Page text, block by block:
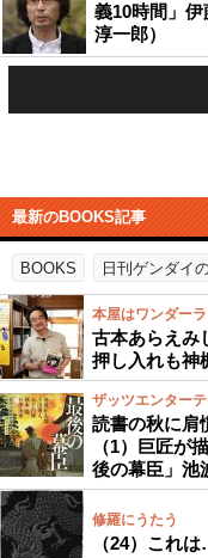
義10時間」伊
淳一郎）
最新のBOOKS記事
BOOKS 日刊ゲンダイ
本屋はワンダーラ
古本あらえみ
押し入れも神
ザッツエンター
読書の秋に肩
（1）巨匠が
後の幕臣」池
修羅にうたう
（24）これ